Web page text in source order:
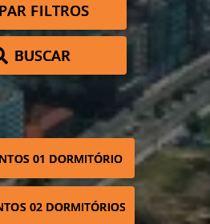
FILTROS
BUSCAR
01 DORMITÓRIO
02 DORMITÓRIOS